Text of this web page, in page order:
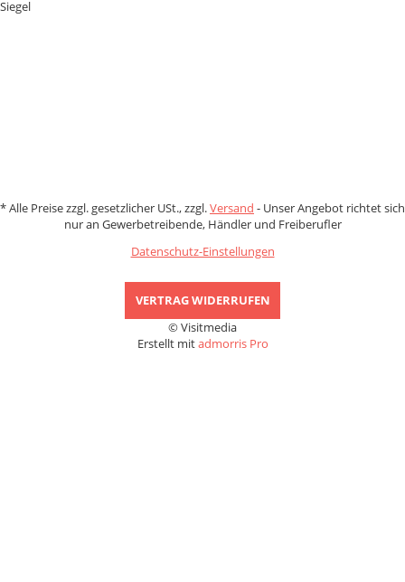
*Alle Preise zzgl. gesetzlicher USt., zzgl.Versand - Unser Angebot richtet sich
nur an Gewerbetreibende, Händler und Freiberufler
Datenschutz-Einstellungen
VERTRAG WIDERRUFEN
© Visitmedia
Erstellt mitadmorris Pro